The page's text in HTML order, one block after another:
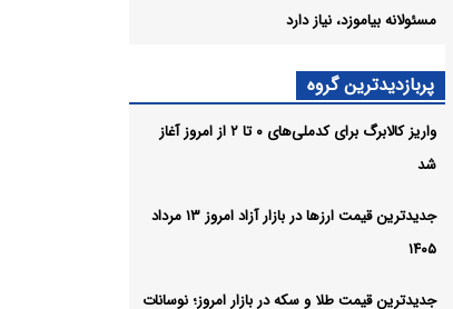
مسئولانه بیاموزد، نیاز دارد
پربازدیدترین گروه
واریز کالابرگ برای کدملی‌های ۰ تا ۲ از امروز آغاز
شد
جدیدترین قیمت ارزها در بازار آزاد امروز ۱۳ مرداد
۱۴۰۵
جدیدترین قیمت طلا و سکه در بازار امروز؛ نوسانات